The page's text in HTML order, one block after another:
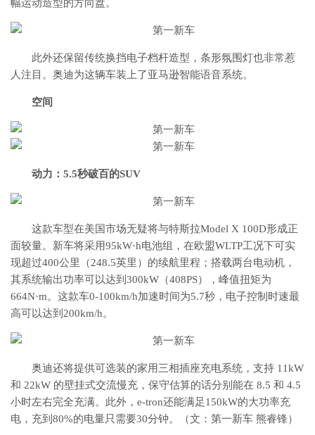
幅运动造型的方向盘。
此外还保留传统换挡电子档杆造型，条形氛围灯也非常惹
人注目。奥迪为这辆车装上了亚马逊智能语音系统。
空间
动力： 5.5秒破百的SUV
这款车型在美国市场无疑将与特斯拉Model X 100D形成正
面较量。新车将采用95kW·h电池组，在欧盟WLTP工况下可实
现超过400公里（248.5英里）的续航里程；搭载两台电动机，
其系统输出功率可以达到300kW（408PS），峰值扭矩为
664N·m。这款车0-100km/h加速时间为5.7秒，电子控制时速最
高可以达到200km/h。
奥迪还将提供可选装的家用三相插座充电系统，支持 11kW
和 22kW 的壁挂式交流慢充，保守估算的话分别能在 8.5 和 4.5
小时左右完全充满。此外，e-tron还能满足150kW的大功率充
电，充到80%的电量只需要30分钟。（文：第一新车 熊睿锋）